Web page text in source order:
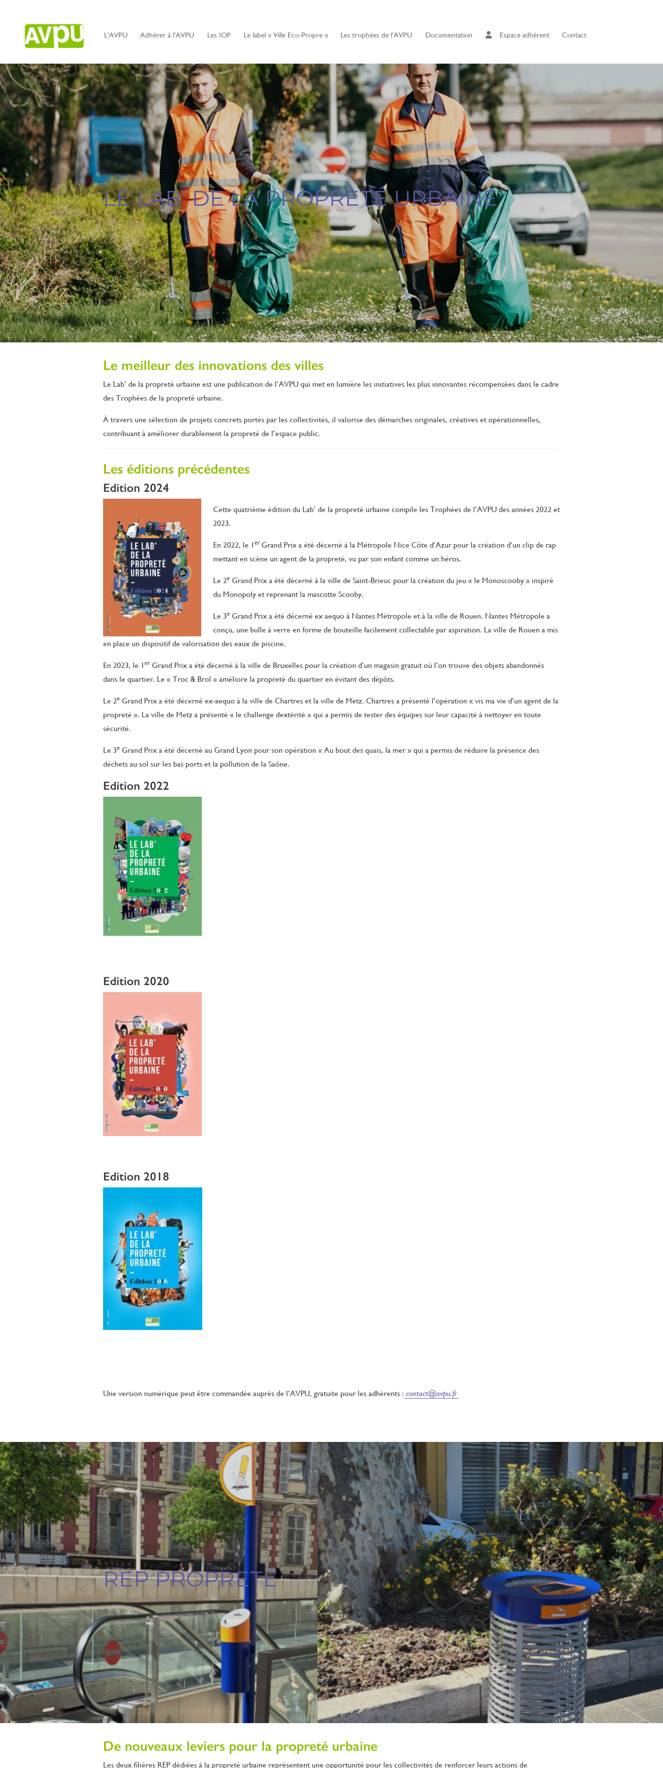
L’AVPU Adhérer à l’AVPU Les IOP Le label « Ville Eco-Propre » Les trophées de l’AVPU Documentation Espace adhérent Contact
ÉTIQUETTE :ACTUALITÉS
LE LAB’ DE LA PROPRETÉ URBAINE
Le meilleur des innovations des villes
Le Lab’ de la propreté urbaine est une publication de l’AVPU qui met en lumière les initiatives les plus innovantes récompensées dans le cadre
des Trophées de la propreté urbaine.
À travers une sélection de projets concrets portés par les collectivités, il valorise des démarches originales, créatives et opérationnelles,
contribuant à améliorer durablement la propreté de l’espace public.
Les éditions précédentes
Edition 2024
Cette quatrième édition du Lab’ de la propreté urbaine compile les Trophées de l’AVPU des années 2022 et
2023.
En 2022, le 1 er Grand Prix a été décerné à la Métropole Nice Côte d’Azur pour la création d’un clip de rap
mettant en scène un agent de la propreté, vu par son enfant comme un héros.
Le 2e Grand Prix a été décerné à la ville de Saint-Brieuc pour la création du jeu « le Monoscooby » inspiré
du Monopoly et reprenant la mascotte Scooby.
Le 3e Grand Prix a été décerné ex aequo à Nantes Métropole et à la ville de Rouen. Nantes Métropole a
conçu, une bulle à verre en forme de bouteille facilement collectable par aspiration. La ville de Rouen a mis
en place un dispositif de valorisation des eaux de piscine.
En 2023, le 1 er Grand Prix a été décerné à la ville de Bruxelles pour la création d’un magasin gratuit où l’on trouve des objets abandonnés
dans le quartier. Le « Troc & Brol » améliore la propreté du quartier en évitant des dépôts.
Le 2e Grand Prix a été décerné ex-aequo à la ville de Chartres et la ville de Metz. Chartres a présenté l’opération « vis ma vie d’un agent de la
propreté ». La ville de Metz a présenté « le challenge dextérité » qui a permis de tester des équipes sur leur capacité à nettoyer en toute
sécurité.
Le 3e Grand Prix a été décerné au Grand Lyon pour son opération « Au bout des quais, la mer » qui a permis de réduire la présence des
déchets au sol sur les bas ports et la pollution de la Saône.
Edition 2022
Edition 2020
Edition 2018
Une version numérique peut être commandée auprès de l’AVPU, gratuite pour les adhérents : contact@avpu.fr
REP PROPRETÉ
De nouveaux leviers pour la propreté urbaine
Les deux filières REP dédiées à la propreté urbaine représentent une opportunité pour les collectivités de renforcer leurs actions de